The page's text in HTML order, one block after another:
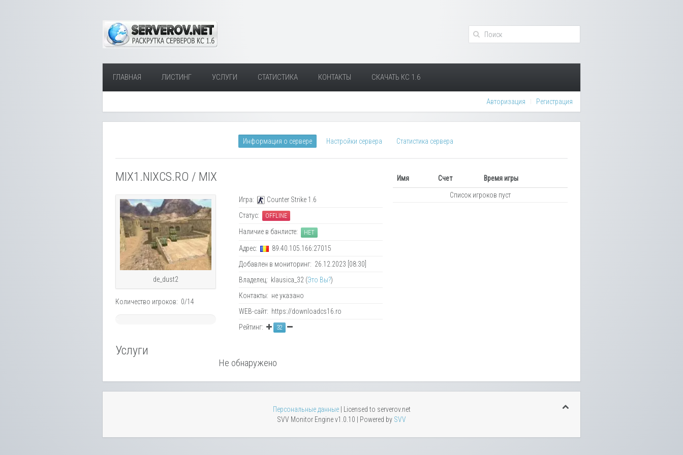
ГЛАВНАЯ ЛИСТИНГ УСЛУГИ СТАТИСТИКА КОНТАКТЫ СКАЧАТЬ КС 1.6
Авторизация Регистрация
Информация о сервере Настройки сервера Статистика сервера
MIX1.NIXCS.RO / MIX
de_dust2
Количество игроков: 0/14
Игра:
Counter Strike 1.6
Статус:
OFFLINE
Наличие в банлисте: НЕТ
Адрес:
89.40.105.166:27015
Добавлен в мониторинг: 26.12.2023 [08:30]
Владелец: klausica_32 (Это Вы?)
Контакты: не указано
WEB-сайт: https://downloadcs16.ro
Рейтинг:
32
Услуги
Не обнаружено
Имя Счет Время игры
Список игроков пуст
Персональные данные| Licensed to serverov.net
SVV Monitor Engine v1.0.10 | Powered by SVV